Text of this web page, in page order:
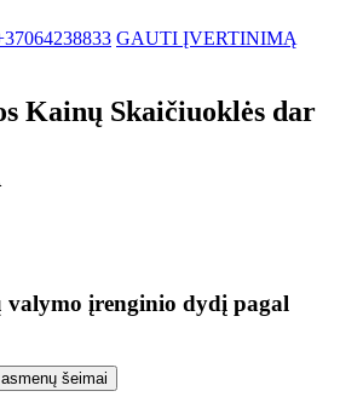
GAUTI ĮVERTINIMĄ
Kainų Skaičiuoklės dar
valymo įrenginio dydį pagal
šeimai